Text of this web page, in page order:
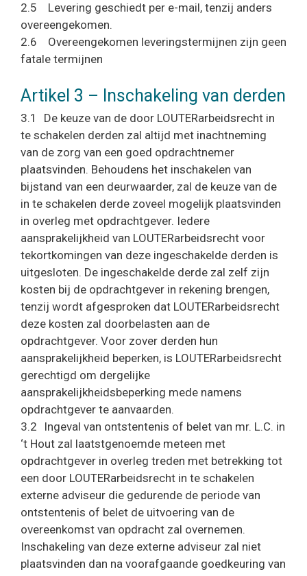
2.5 Levering geschiedt per e-mail, tenzij anders
overeengekomen.
2.6 Overeengekomen leveringstermijnen zijn geen
fatale termijnen
Artikel 3 – Inschakeling van derden
3.1 De keuze van de door LOUTERarbeidsrecht in
te schakelen derden zal altijd met inachtneming
van de zorg van een goed opdrachtnemer
plaatsvinden. Behoudens het inschakelen van
bijstand van een deurwaarder, zal de keuze van de
in te schakelen derde zoveel mogelijk plaatsvinden
in overleg met opdrachtgever. Iedere
aansprakelijkheid van LOUTERarbeidsrecht voor
tekortkomingen van deze ingeschakelde derden is
uitgesloten. De ingeschakelde derde zal zelf zijn
kosten bij de opdrachtgever in rekening brengen,
tenzij wordt afgesproken dat LOUTERarbeidsrecht
deze kosten zal doorbelasten aan de
opdrachtgever. Voor zover derden hun
aansprakelijkheid beperken, is LOUTERarbeidsrecht
gerechtigd om dergelijke
aansprakelijkheidsbeperking mede namens
opdrachtgever te aanvaarden.
3.2 Ingeval van ontstentenis of belet van mr. L.C. in
‘t Hout zal laatstgenoemde meteen met
opdrachtgever in overleg treden met betrekking tot
een door LOUTERarbeidsrecht in te schakelen
externe adviseur die gedurende de periode van
ontstentenis of belet de uitvoering van de
overeenkomst van opdracht zal overnemen.
Inschakeling van deze externe adviseur zal niet
plaatsvinden dan na voorafgaande goedkeuring van